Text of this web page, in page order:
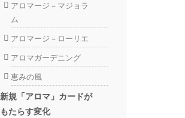
アロマージ－マジョラ
ム
アロマージ－ローリエ
アロマガーデニング
恵みの風
新規「アロマ」カードが
もたらす変化